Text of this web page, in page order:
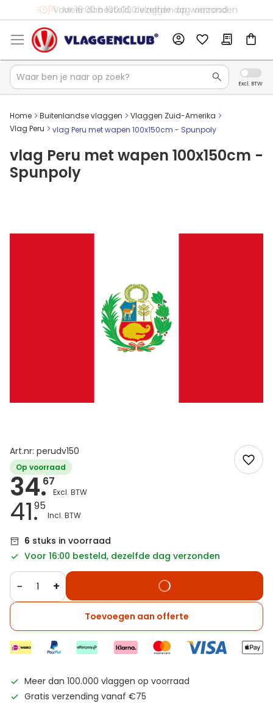
Meer dan 100.000 vlaggen op voorraad
Voor 16:00 besteld, dezelfde dag verzonden
Home Buitenlandse vlaggen
Vlaggen Zuid-Amerika
Vlag Peru
vlag Peru met wapen 100x150cm - Spunpoly
vlag Peru met wapen 100x150cm -
Spunpoly
Art.nr: perudv150
Op voorraad
34.67
41.95
6 stuks in voorraad
Voor 16:00 besteld, dezelfde dag verzonden
− +
Toevoegen aan offerte
Meer dan 100.000 vlaggen op voorraad
Gratis verzending vanaf €75